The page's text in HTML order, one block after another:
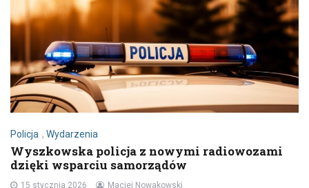
Policja , Wydarzenia
Wyszkowska policja z nowymi radiowozami
dzięki wsparciu samorządów
15 stycznia 2026 Maciej Nowakowski